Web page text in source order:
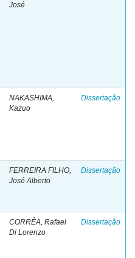
José
NAKASHIMA,
Kazuo
Dissertação
FERREIRA FILHO,
José Alberto
Dissertação
CORRÊA, Rafael
Di Lorenzo
Dissertação